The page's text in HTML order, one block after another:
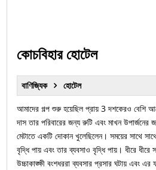
কোচবিহার হোটেল
বাণিজ্যিক হোটেল
আমাদের গল্প শুরু হয়েছিল প্রায় 3 দশকেরও বেশি
দাস তার পরিবারের জন্য রুটি এবং মাখন উপার্জনের
মেটাতে একটি দোকান খুলেছিলেন। সময়ের সাথে
বৃদ্ধি পায় এবং তার ব্যবসাও বৃদ্ধি পায়। ধীরে
উচ্চাকাঙ্ক্ষী বংশধররা ব্যবসার প্রসার ঘটায় এবং